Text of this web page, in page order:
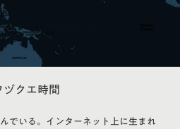
ヅクエ時間
でいる。インターネット上に生まれ